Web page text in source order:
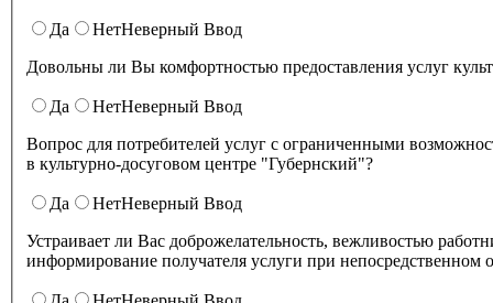
Да НетНеверный Ввод
Довольны ли Вы комфортностью предоставления услуг
Да НетНеверный Ввод
Вопрос для потребителей услуг с ограниченными
в культурно-досуговом центре "Губернский"?
Да НетНеверный Ввод
Устраивает ли Вас доброжелательность, вежливостью работников организации культуры, обеспечивающих первичный контакт и
информирование получателя услуги при